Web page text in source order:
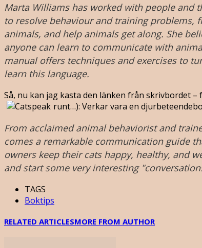
Marta Williams has worked with people and
to resolve behaviour and training problems,
animals, and help animals get along. She
anyone can learn to communicate with
manual offers techniques and exercises to
learn this language.
Så, nu kan jag kasta den länken från skrivbordet
runt…): Verkar vara en
From acclaimed animal behaviorist and
comes a remarkable communication guide
owners keep their cats happy, healthy, and
and start some very interesting
TAGS
Boktips
RELATED ARTICLESMORE FROM AUTHOR